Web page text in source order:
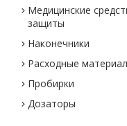
Медицинские
защиты
Наконечники
Расходные
Пробирки
Дозаторы